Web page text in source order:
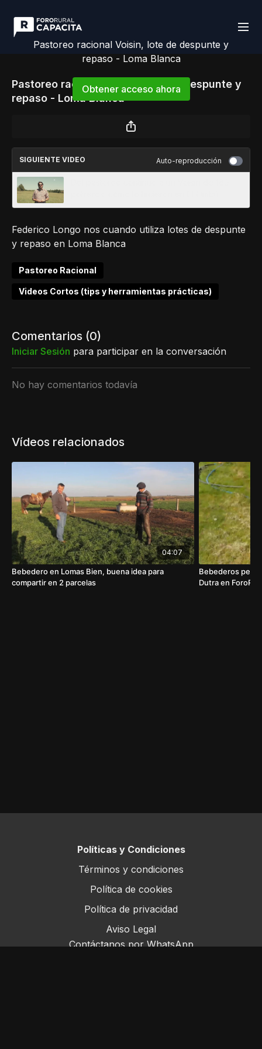
Pastoreo racional Voisin, lote de despunte y
repaso - Loma Blanca
Obtener acceso ahora
iniciar sesiónpara continuar
Pastoreo racional Voisin, lote de despunte y
repaso - Loma Blanca
SIGUIENTE VIDEO Auto-reproducción
Federico Longo nos cuando utiliza lotes de despunte
y repaso en Loma Blanca
Pastoreo Racional
Videos Cortos (tips y herramientas prácticas)
Comentarios (0)
Iniciar Sesión para participar en la conversación
No hay comentarios todavía
Vídeos relacionados
04:07
Bebedero en Lomas Bien, buena idea para
compartir en 2 parcelas
Bebederos
Dutra en
Políticas y Condiciones
Términos y condiciones
Política de cookies
Política de privacidad
Aviso Legal
Contáctanos por WhatsApp